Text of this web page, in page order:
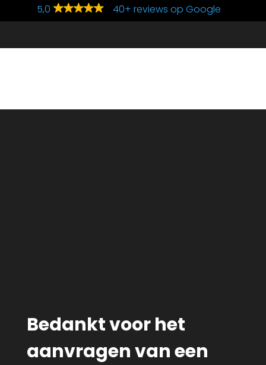
5,0 40+ reviews op Google
Bedankt voor het
aanvragen van een